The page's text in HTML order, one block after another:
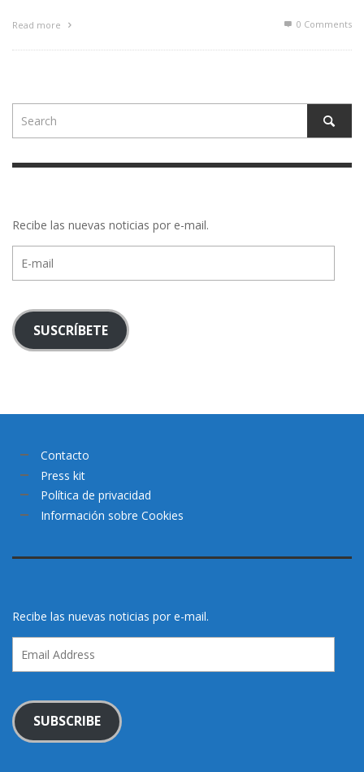
Read more 0 Comments
Recibe las nuevas noticias por e-mail.
mail
SUSCRÍBETE
Contacto
Press kit
Política de privacidad
Información sobre Cookies
Recibe las nuevas noticias por e-mail.
Address
SUBSCRIBE